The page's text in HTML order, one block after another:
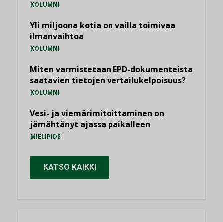
KOLUMNI
Yli miljoona kotia on vailla toimivaa
ilmanvaihtoa
KOLUMNI
Miten varmistetaan EPD-dokumenteista
saatavien tietojen vertailukelpoisuus?
KOLUMNI
Vesi- ja viemärimitoittaminen on
jämähtänyt ajassa paikalleen
MIELIPIDE
KATSO KAIKKI